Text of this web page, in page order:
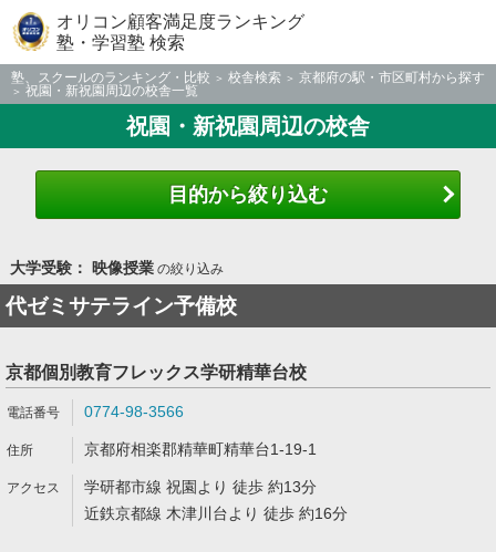
オリコン顧客満足度ランキング
塾・学習塾 検索
塾、スクールのランキング・比較 校舎検索
京都府の駅・市区町村から探す
祝園・新祝園周辺の校舎一覧
祝園・新祝園周辺の校舎
目的から絞り込む
大学受験： 映像授業の絞り込み
代ゼミサテライン予備校
京都個別教育フレックス学研精華台校
0774-98-3566
京都府相楽郡精華町精華台1-19-1
学研都市線 祝園より 徒歩 約13分
近鉄京都線 木津川台より 徒歩 約16分